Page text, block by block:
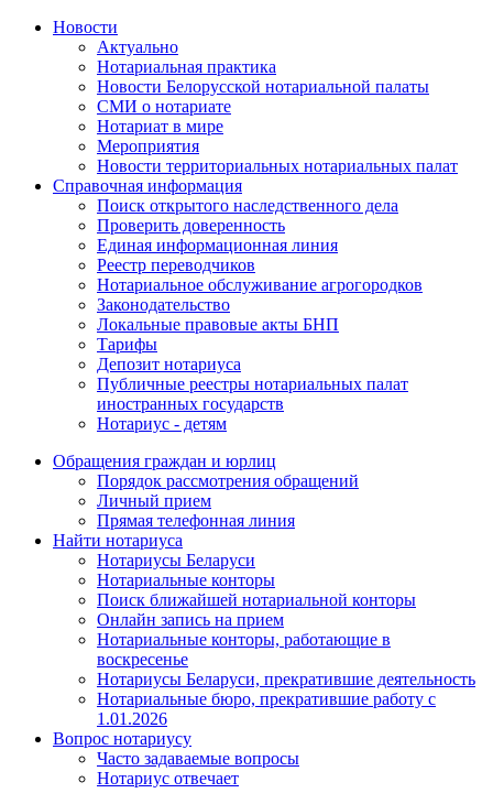
Новости
Актуально
Нотариальная практика
Новости Белорусской нотариальной палаты
СМИ о нотариате
Нотариат в мире
Мероприятия
Новости территориальных нотариальных палат
Справочная информация
Поиск открытого наследственного дела
Проверить доверенность
Единая информационная линия
Реестр переводчиков
Нотариальное обслуживание агрогородков
Законодательство
Локальные правовые акты БНП
Тарифы
Депозит нотариуса
Публичные реестры нотариальных палат
иностранных государств
Нотариус - детям
Обращения граждан и юрлиц
Порядок рассмотрения обращений
Личный прием
Прямая телефонная линия
Найти нотариуса
Нотариусы Беларуси
Нотариальные конторы
Поиск ближайшей нотариальной конторы
Онлайн запись на прием
Нотариальные конторы, работающие в
воскресенье
Нотариусы Беларуси, прекратившие деятельность
Нотариальные бюро, прекратившие работу с
1.01.2026
Вопрос нотариусу
Часто задаваемые вопросы
Нотариус отвечает